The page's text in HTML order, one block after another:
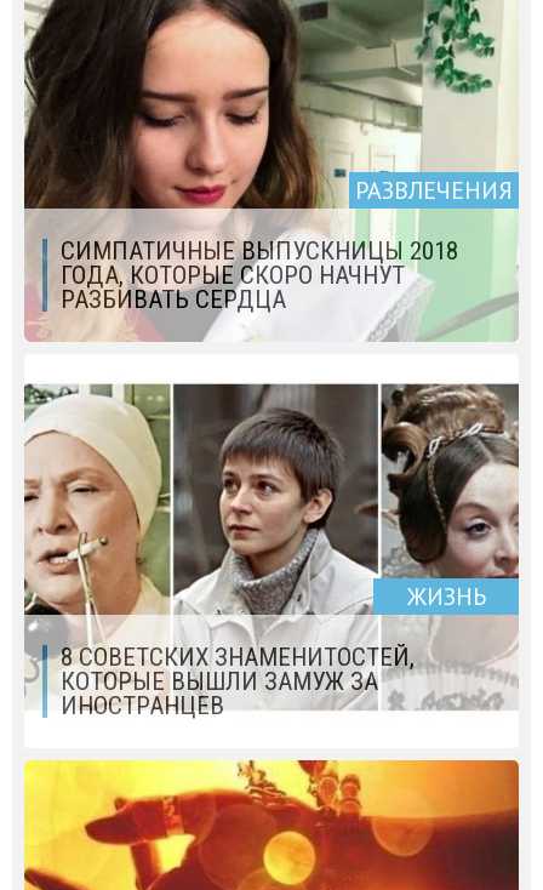
РАЗВЛЕЧЕНИЯ
СИМПАТИЧНЫЕ ВЫПУСКНИЦЫ 2018
ГОДА, КОТОРЫЕ СКОРО НАЧНУТ
РАЗБИВАТЬ СЕРДЦА
ЖИЗНЬ
8 СОВЕТСКИХ ЗНАМЕНИТОСТЕЙ,
КОТОРЫЕ ВЫШЛИ ЗАМУЖ ЗА
ИНОСТРАНЦЕВ